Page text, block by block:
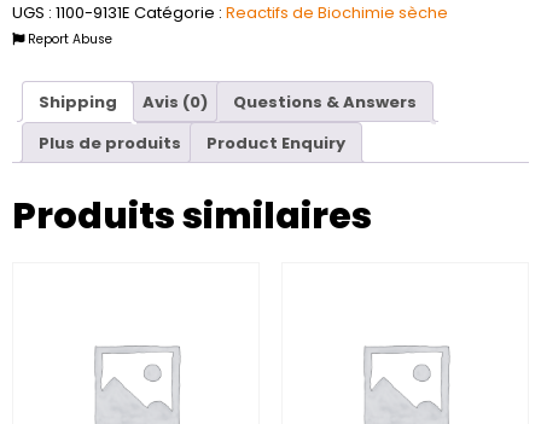
UGS : 1100-9131E Catégorie : Reactifs de Biochimie sèche
Report Abuse
Shipping Avis (0)
Questions & Answers
Plus de produits
Product Enquiry
Produits similaires